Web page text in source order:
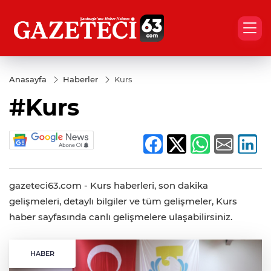
Anasayfa Haberler Kurs
#Kurs
gazeteci63.com - Kurs haberleri, son dakika
gelişmeleri, detaylı bilgiler ve tüm gelişmeler, Kurs
haber sayfasında canlı gelişmelere ulaşabilirsiniz.
HABER